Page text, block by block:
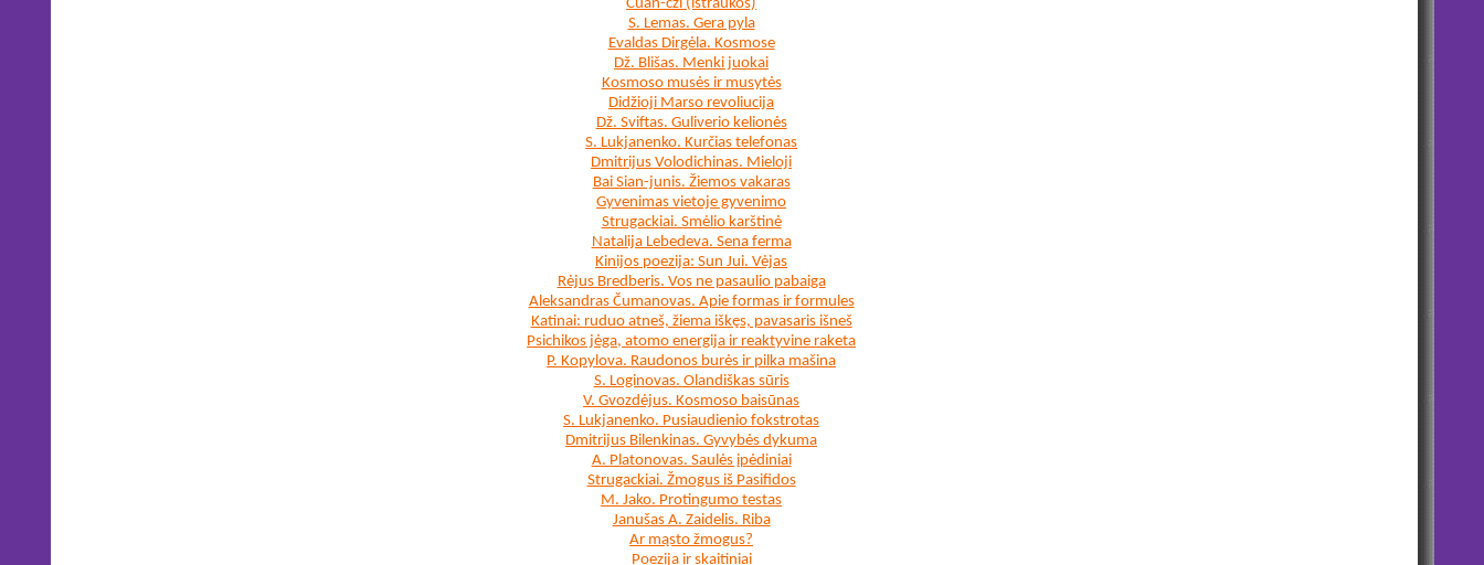
Čuan-czi (ištraukos)
S. Lemas. Gera pyla
Evaldas Dirgėla. Kosmose
Dž. Blišas. Menki juokai
Kosmoso musės ir musytės
Didžioji Marso revoliucija
Dž. Sviftas. Guliverio kelionės
S. Lukjanenko. Kurčias telefonas
Dmitrijus Volodichinas. Mieloji
Bai Sian-junis. Žiemos vakaras
Gyvenimas vietoje gyvenimo
Strugackiai. Smėlio karštinė
Natalija Lebedeva. Sena ferma
Kinijos poezija: Sun Jui. Vėjas
Rėjus Bredberis. Vos ne pasaulio pabaiga
Aleksandras Čumanovas. Apie formas ir formules
Katinai: ruduo atneš, žiema iškęs, pavasaris išneš
Psichikos jėga, atomo energija ir reaktyvine raketa
P. Kopylova. Raudonos burės ir pilka mašina
S. Loginovas. Olandiškas sūris
V. Gvozdėjus. Kosmoso baisūnas
S. Lukjanenko. Pusiaudienio fokstrotas
Dmitrijus Bilenkinas. Gyvybės dykuma
A. Platonovas. Saulės įpėdiniai
Strugackiai. Žmogus iš Pasifidos
M. Jako. Protingumo testas
Janušas A. Zaidelis. Riba
Ar mąsto žmogus?
Poezija ir skaitiniai